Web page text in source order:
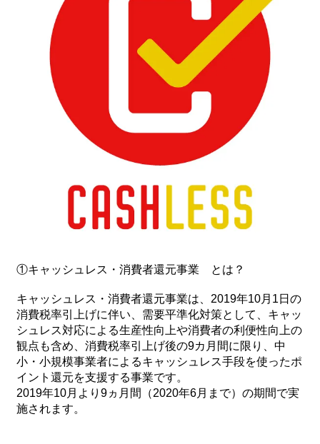
①キャッシュレス・消費者還元事業 とは？
キャッシュレス・消費者還元事業は、2019年10月1日の
消費税率引上げに伴い、需要平準化対策として、キャッ
シュレス対応による生産性向上や消費者の利便性向上の
観点も含め、消費税率引上げ後の9カ月間に限り、中
小・小規模事業者によるキャッシュレス手段を使ったポ
イント還元を支援する事業です。
2019年10月より9ヵ月間（2020年6月まで）の期間で実
施されます。